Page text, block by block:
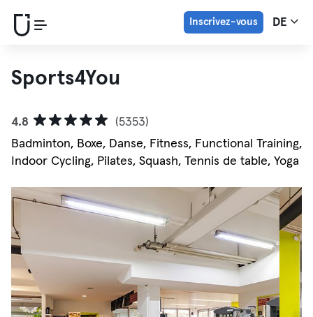
Inscrivez-vous DE
Sports4You
4.8
(5353)
Badminton, Boxe, Danse, Fitness, Functional Training,
Indoor Cycling, Pilates, Squash, Tennis de table, Yoga